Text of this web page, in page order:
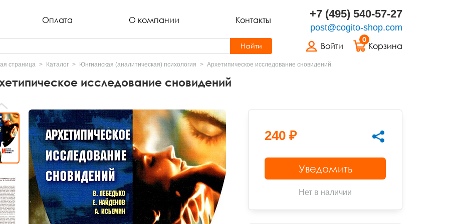
Оплата О компании Контакты +7 (495) 540-57-27
post@cogito-shop.com
Войти
0
Корзина
Найти
страница Каталог Юнгианская (аналитическая) психология Архетипическое исследование сновидений
исследование сновидений
240 ₽
Уведомить
Нет в наличии